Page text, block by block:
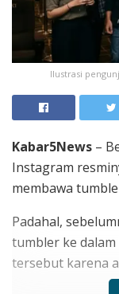
Ilustrasi
Kabar5News –
Instagram
membawa
Padahal,
tumbler ke
tersebut karena